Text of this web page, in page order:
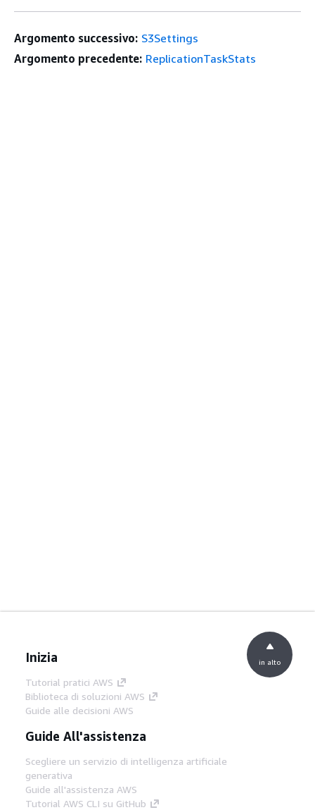
Argomento successivo: S3Settings
Argomento precedente: ReplicationTaskStats
Inizia
Tutorial pratici AWS
Biblioteca di soluzioni AWS
Guide alle decisioni AWS
Guide All'assistenza
Scegliere un servizio di intelligenza artificiale
generativa
Guide all'assistenza AWS
Tutorial AWS CLI su GitHub
in alto